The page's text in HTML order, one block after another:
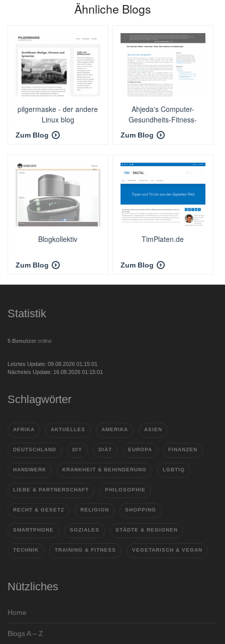
Ähnliche Blogs
pilgermaske - der andere
Linux blog
Zum Blog
Ahjeda's Computer-
Gesundheits-Fitness-
Weblog
Zum Blog
Blogkollektiv
Zum Blog
TimPlaten.de
Zum Blog
Statistik
5 Benutzer online
Letztes Update: 09.08.2026 01:15:01
Nächstes Update: 16.08.2026 01:15:01
Schlagwörter
AFRIKA AKTUELLES AMERIKA ASIEN
DEUTSCHLAND DIY DIÄT EUROPA FINANZEN
HANDWERK KRANKHEIT & BEHINDERUNG LGBTIQ
LIEBE & PARTNERSCHAFT PHILOSOPHIE
RECHT & GESETZ RELIGION SHOPPING
SMARTPHONE SOZIALES STÄDTE & REGIONEN
TECHNIK TRAINING & FITNESS VEGETARISCH & VEGAN
Nützliches
Home
Blogs A – Z